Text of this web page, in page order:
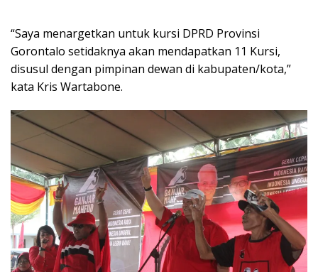
“Saya menargetkan untuk kursi DPRD Provinsi
Gorontalo setidaknya akan mendapatkan 11 Kursi,
disusul dengan pimpinan dewan di kabupaten/kota,”
kata Kris Wartabone.